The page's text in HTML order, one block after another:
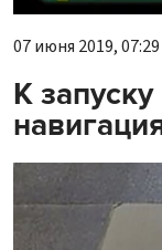
07 июня 2019, 07:29
К